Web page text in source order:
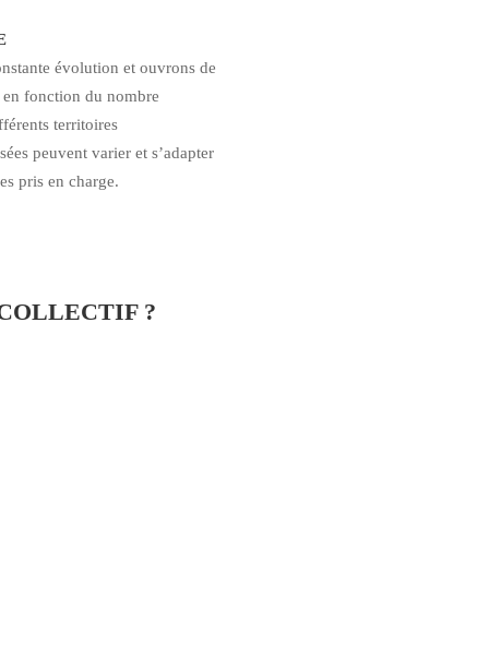
évolution et ouvrons de
fonction du nombre
territoires
peuvent varier et s’adapter
pris en charge.
?